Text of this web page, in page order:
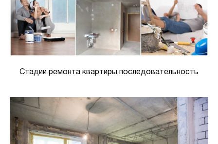
Стадии ремонта квартиры последовательность